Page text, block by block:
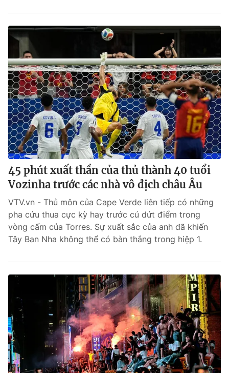
45 phút xuất thần của thủ thành 40 tuổi
Vozinha trước các nhà vô địch châu Âu
VTV.vn - Thủ môn của Cape Verde liên tiếp có những
pha cứu thua cực kỳ hay trước cú dứt điểm trong
vòng cấm của Torres. Sự xuất sắc của anh đã khiến
Tây Ban Nha không thể có bàn thắng trong hiệp 1.